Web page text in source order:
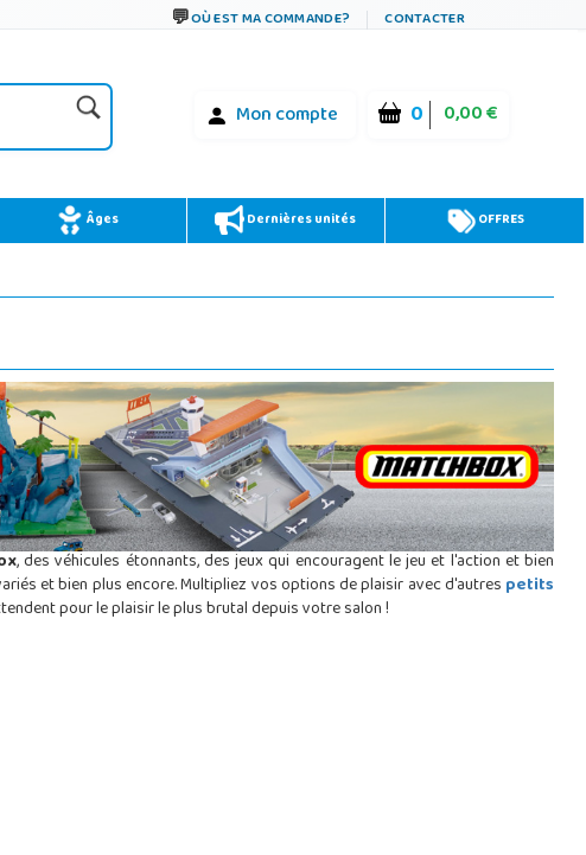
OÙ EST MA COMMANDE? CONTACTER
Mon compte 0 0,00 €
Âges Dernières unités OFFRES
, des véhicules étonnants, des jeux qui encouragent le jeu et l'action et bien
et bien plus encore. Multipliez vos options de plaisir avec d'autrespetits
pour le plaisir le plus brutal depuis votre salon !